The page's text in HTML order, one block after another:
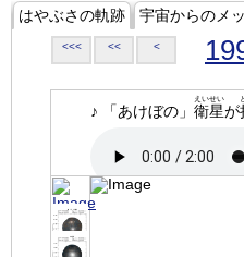
はやぶさの軌跡 宇宙からのメ
<<< << <
♪ 「あけぼの」 衛星
えいせい
が